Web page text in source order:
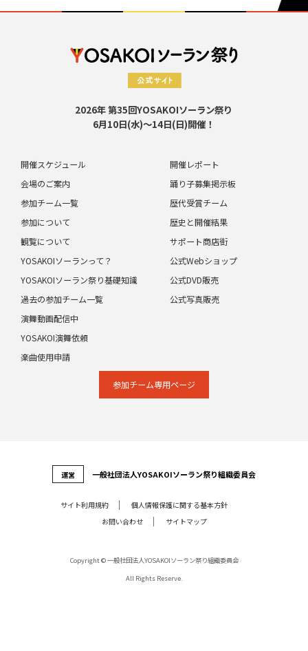
2026年 第35回YOSAKOIソーラン祭り
6月10日(水)～14日(日)開催！
開催スケジュール
会場のご案内
参加チーム一覧
参加について
観覧について
開催レポート
踊り子募集掲示板
歴代受賞チーム
歴史と開催結果
サポート商店街
YOSAKOIソーランって？
YOSAKOIソーラン祭り基礎知識
過去の参加チーム一覧
演舞動画配信中
公式Webショップ
公式DVD販売
公式写真販売
YOSAKOI演舞依頼
楽曲使用申請
参加チーム専⽤ページ
運営 ⼀般社団法⼈YOSAKOIソーラン祭り組織委員会
サイト利⽤規約
個⼈情報保護に関する基本⽅針
お問い合わせ
サイトマップ
Copyright © 一般社団法人YOSAKOIソーラン祭り組織委員会
All Rights Reserve.